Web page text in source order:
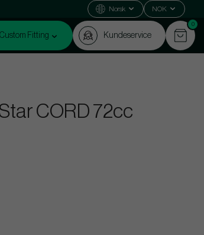
Norsk NOK
Custom Fitting Kundeservice
0
CORD 72cc